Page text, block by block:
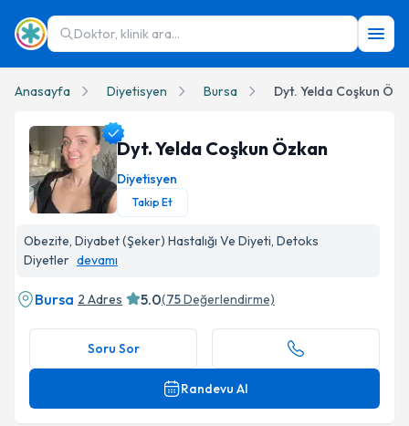
Doktor, klinik ara...
Anasayfa Diyetisyen Bursa Dyt. Yelda Coşkun
Dyt. Yelda Coşkun Özkan
Diyetisyen
Takip Et
Obezite, Diyabet (Şeker) Hastalığı Ve Diyeti, Detoks
Diyetler devamı
Bursa 2 Adres 5.0(75Değerlendirme)
Soru Sor
Randevu Al